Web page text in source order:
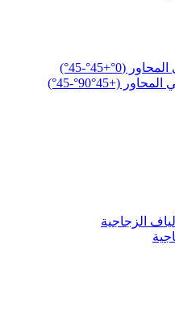
(0°+45°-45°)
(+45°90°-45°)
الزجاجية